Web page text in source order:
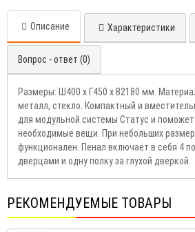
Описание Характеристики
Вопрос - ответ (0)
Размеры: Ш400 х Г450 х В2180 мм.
металл, стекло. Компактный и
для модульной системы Статус и
необходимые вещи. При небольших
функционален. Пенал включает в себя 4
дверцами и одну полку за глухой дверкой.
РЕКОМЕНДУЕМЫЕ ТОВАРЫ